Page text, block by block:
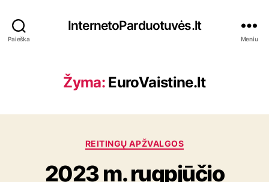
Paieška
InternetoParduotuvės.lt
Meniu
Žyma: EuroVaistine.lt
K
t
REITINGŲ APŽVALGOS
2023 m. rugpjūčio